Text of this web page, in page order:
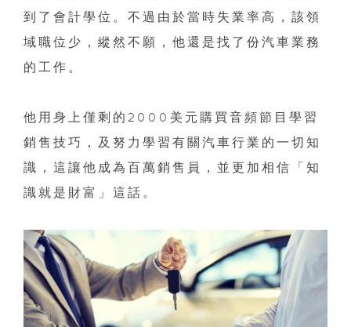
到了會計學位。不過由於當時失業率高，該領
域職位少，縱然不願，他還是找了份汽車業務
的工作。
他用身上僅剩的2000美元購買音頻節目學習
銷售技巧，及努力學習有關汽車行業的一切知
識，這讓他成為百萬銷售員，並更加相信「知
識就是財富」這話。